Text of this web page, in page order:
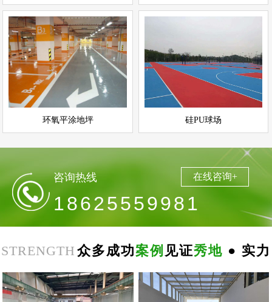
环氧平涂地坪
环氧平涂地坪
环氧地坪
立即询问
硅PU球场
硅PU球场
运动场地坪
查看详情
立即询问
咨询热线
18625559981
在线咨询+
STRENGTH 众多成功案例 见证秀地 ● 实力
郑
州
思
念
食
品
环
氧
自
平 南
阳
地
下
停
车
场
无
震
防